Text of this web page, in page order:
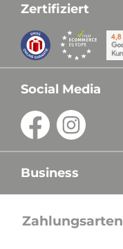
Zertifiziert
Social Media
Business
Zahlungsarten